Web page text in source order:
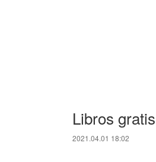
Libros
2021.04.01 18:02